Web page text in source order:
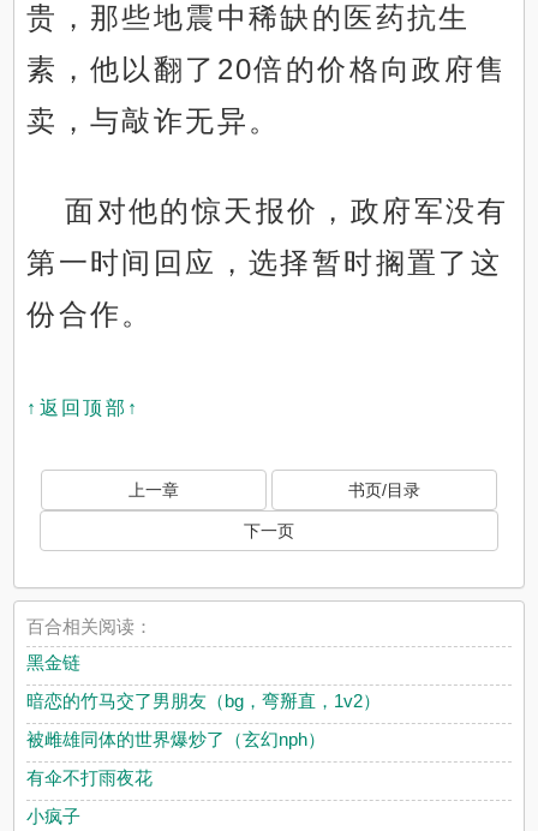
贵，那些地震中稀缺的医药抗生
素，他以翻了20倍的价格向政府售
卖，与敲诈无异。
面对他的惊天报价，政府军没有
第一时间回应，选择暂时搁置了这
份合作。
↑返回顶部↑
上一章 书页/目录
下一页
百合相关阅读：
黑金链
暗恋的竹马交了男朋友（bg，弯掰直，1v2）
被雌雄同体的世界爆炒了（玄幻nph）
有伞不打雨夜花
小疯子